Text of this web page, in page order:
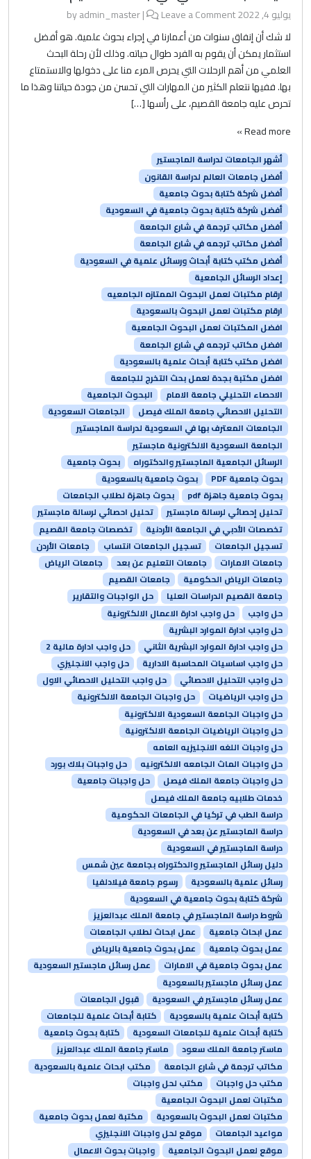
يوليو 4, 2022 admin_master|
Leave a Comment
لا شك أن إنفاق سنوات من أعمارنا في إجراء بحوث علمية. هو أفضل
استثمار يمكن أن يقوم به الفرد طوال حياته. وذلك لأن رحلة البحث
العلمي من أهم الرحلات التي يحرص المرء منا على دخولها والاستمتاع
بها. ففيها نتعلم الكثير من المهارات التي تحسن من جودة حياتنا وهذا ما
تحرص عليه جامعة القصيم، على رأسها […]
Read more »
أشهر الجامعات لدراسة الماجستير
أفضل جامعات العالم لدراسة القانون
أفضل شركة كتابة بحوث جامعية
أفضل شركة كتابة بحوث جامعية في السعودية
أفضل مكاتب ترجمة في شارع الجامعة
أفضل مكاتب ترجمه في شارع الجامعة
أفضل مكتب كتابة أبحاث ورسائل علمية في السعودية
إعداد الرسائل الجامعية
ارقام مكتبات لعمل البحوث الممتازه الجامعيه
ارقام مكتبات لعمل البحوث بالسعودية
افضل المكتبات لعمل البحوث الجامعية
افضل مكاتب ترجمه في شارع الجامعة
افضل مكتب كتابة أبحاث علمية بالسعودية
افضل مكتبة بجدة لعمل بحث التخرج للجامعة
الاحصاء التحليلي جامعة الامام
البحوث الجامعية
التحليل الاحصائي جامعة الملك فيصل
الجامعات السعودية
الجامعات المعترف بها في السعودية لدراسة الماجستير
الجامعة السعودية الالكترونية ماجستير
الرسائل الجامعية الماجستير والدكتوراه
بحوث جامعية
بحوث جامعية PDF
بحوث جامعية بالسعودية
بحوث جامعية جاهزة pdf
بحوث جاهزة لطلاب الجامعات
تحليل إحصائي لرسالة ماجستير
تحليل احصائي لرسالة ماجستير
تخصصات الأدبي في الجامعة الأردنية
تخصصات جامعة القصيم
تسجيل الجامعات
تسجيل الجامعات انتساب
جامعات الأردن
جامعات الامارات
جامعات التعليم عن بعد
جامعات الرياض
جامعات الرياض الحكومية
جامعات القصيم
جامعة القصيم الدراسات العليا
حل الواجبات والتقارير
حل واجب
حل واجب ادارة الاعمال الالكترونية
حل واجب ادارة الموارد البشرية
حل واجب ادارة الموارد البشرية الثاني
حل واجب ادارة مالية 2
حل واجب اساسيات المحاسبة الادارية
حل واجب الانجليزي
حل واجب التحليل الاحصائي
حل واجب التحليل الاحصائي الاول
حل واجب الرياضيات
حل واجبات الجامعة الالكترونية
حل واجبات الجامعة السعودية الالكترونية
حل واجبات الرياضيات الجامعة الالكترونية
حل واجبات اللغه الانجليزيه العامه
حل واجبات الماث الجامعه الالكترونيه
حل واجبات بلاك بورد
حل واجبات جامعة الملك فيصل
حل واجبات جامعية
خدمات طلابيه جامعة الملك فيصل
دراسة الطب في تركيا في الجامعات الحكومية
دراسة الماجستير عن بعد في السعودية
دراسة الماجستير في السعودية
دليل رسائل الماجستير والدكتوراه بجامعة عين شمس
رسائل علمية بالسعودية
رسوم جامعة فيلادلفيا
شركة كتابة بحوث جامعية في السعودية
شروط دراسة الماجستير في جامعة الملك عبدالعزيز
عمل ابحاث جامعية
عمل ابحاث لطلاب الجامعات
عمل بحوث جامعية
عمل بحوث جامعية بالرياض
عمل بحوث جامعية في الامارات
عمل رسائل ماجستير السعودية
عمل رسائل ماجستير بالسعودية
عمل رسائل ماجستير في السعودية
قبول الجامعات
كتابة أبحاث علمية بالسعودية
كتابة أبحاث علمية للجامعات
كتابة أبحاث علمية للجامعات السعودية
كتابة بحوث جامعية
ماستر جامعة الملك سعود
ماستر جامعة الملك عبدالعزيز
مكاتب ترجمة في شارع الجامعة
مكتب ابحاث علمية بالسعودية
مكتب حل واجبات
مكتب لحل واجبات
مكتبات لعمل البحوث الجامعية
مكتبات لعمل البحوث بالسعودية
مكتبة لعمل بحوث جامعية
مواعيد الجامعات
موقع لحل واجبات الانجليزي
موقع لعمل البحوث الجامعية
واجبات بحوث الاعمال